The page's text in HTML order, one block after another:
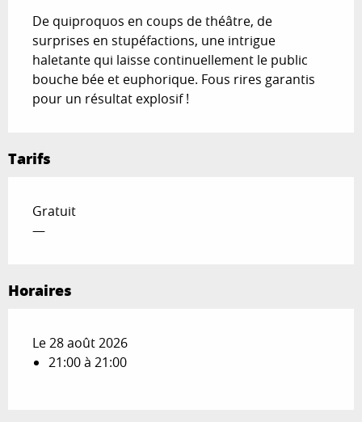
De quiproquos en coups de théâtre, de
surprises en stupéfactions, une intrigue
haletante qui laisse continuellement le public
bouche bée et euphorique. Fous rires garantis
pour un résultat explosif !
Tarifs
Gratuit
—
Horaires
Le 28 août 2026
21:00 à 21:00